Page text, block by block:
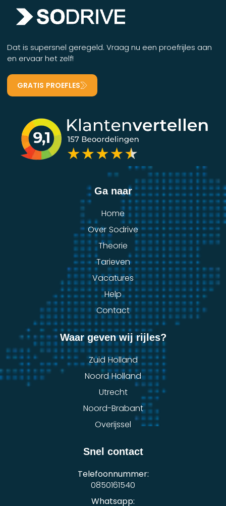
Dat is supersnel geregeld. Vraag nu een proefrijles aan
en ervaar het zelf!
GRATIS PROEFLES
Ga naar
Home
Over Sodrive
Theorie
Tarieven
Vacatures
Help
Contact
Waar geven wij rijles?
Zuid Holland
Noord Holland
Utrecht
Noord-Brabant
Overijssel
Snel contact
Telefoonnummer:
0850161540
Whatsapp: